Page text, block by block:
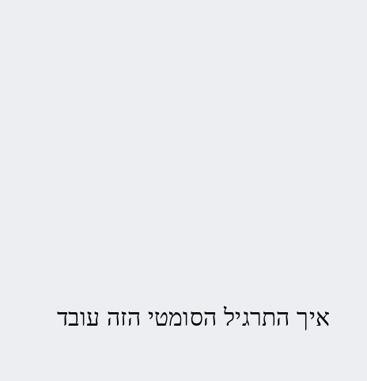
איך התרגיל הסומטי הזה עובד